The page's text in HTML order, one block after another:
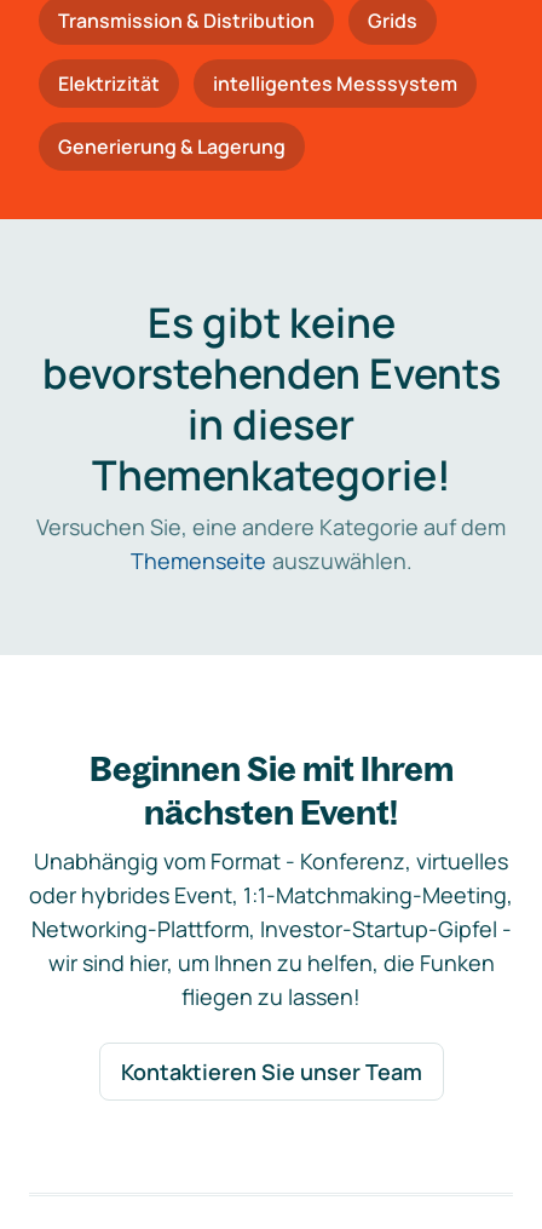
Trans­mis­si­on & Distribution Grids
Elektrizität intelligentes Messsystem
Generierung & Lagerung
Es gibt keine
bevorstehenden Events
in dieser
Themenkategorie!
Versuchen Sie, eine andere Kategorie auf dem
Themenseite auszuwählen.
Beginnen Sie mit Ihrem
nächsten Event!
Unabhängig vom Format - Konferenz, virtuelles
oder hybrides Event, 1:1-Matchmaking-Meeting,
Networking-Plattform, Investor-Startup-Gipfel -
wir sind hier, um Ihnen zu helfen, die Funken
fliegen zu lassen!
Kontaktieren Sie unser Team